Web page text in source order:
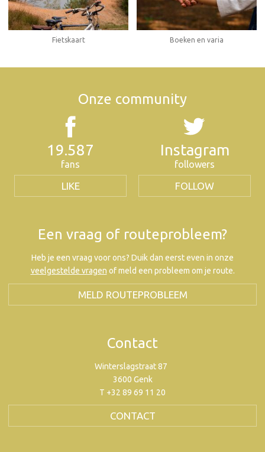
Fietskaart Boeken en varia
Onze community
19.587
fans
LIKE
Instagram
followers
FOLLOW
Een vraag of routeprobleem?
Heb je een vraag voor ons? Duik dan eerst even in onze
veelgestelde vragen of meld een probleem om je route.
MELD ROUTEPROBLEEM
Contact
Winterslagstraat 87
3600 Genk
T +32 89 69 11 20
CONTACT